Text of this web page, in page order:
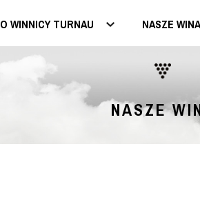
O WINNICY TURNAU NASZE WINA
NASZE